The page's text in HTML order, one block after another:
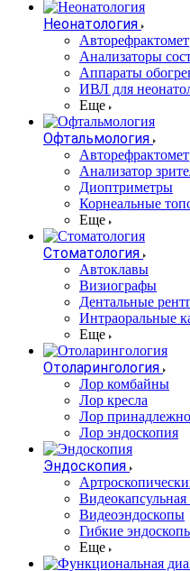
Неонатология
Анализаторы
Аппараты
ИВЛ для
Еще
Офтальмология
Анализатор
Диоптриметры
Корнеальные
Еще
Стоматология
Автоклавы
Визиографы
Дентальные
Интраоральные
Еще
Отоларингология
Лор комбайны
Лор кресла
Лор
Лор эндоскопия
Эндоскопия
Видеоэндоскопы
Гибкие
Еще